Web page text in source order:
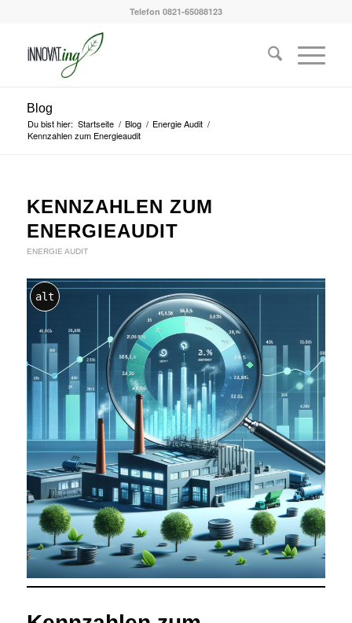
Telefon 0821-65088123
Blog
Du bist hier: Startseite / Blog / Energie Audit /
Kennzahlen zum Energieaudit
KENNZAHLEN ZUM
ENERGIEAUDIT
ENERGIE AUDIT
alt